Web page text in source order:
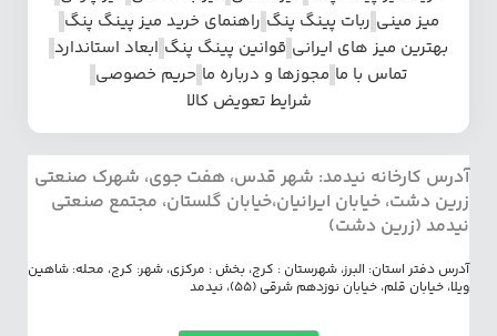
میز مینی ربات پینگ پنگ راهنمای خرید میز پینگ پنگ
بهترین میز های ایرانی قوانین پینگ پنگ ابعاد استاندارد
تماس با ما مجوزها و درباره ما حریم خصوصی
شرایط تعویض کالا
آدرس کارخانه نیدمد: شهر قدس، هفت جوی، شهرک صنعتی
زرین دشت، خیابان ایرانیان،خیابان گلستان، مجتمع صنعتی
نیدمد (زرین دشت)
آدرس دفتر استان: البرز، شهرستان : کرج، بخش : مرکزی، شهر: کرج، محله: شاهین
ویلا، خیابان قلم، خیابان نوزدهم شرقی (55)، نیدمد